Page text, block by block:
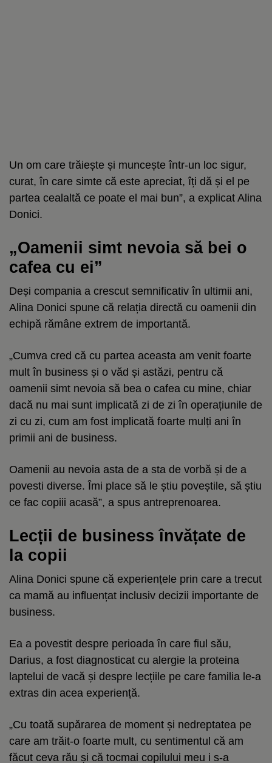
Un om care trăiește și muncește într-un loc sigur,
curat, în care simte că este apreciat, îți dă și el pe
partea cealaltă ce poate el mai bun”, a explicat Alina
Donici.
„Oamenii simt nevoia să bei o
cafea cu ei”
Deși compania a crescut semnificativ în ultimii ani,
Alina Donici spune că relația directă cu oamenii din
echipă rămâne extrem de importantă.
„Cumva cred că cu partea aceasta am venit foarte
mult în business și o văd și astăzi, pentru că
oamenii simt nevoia să bea o cafea cu mine, chiar
dacă nu mai sunt implicată zi de zi în operațiunile de
zi cu zi, cum am fost implicată foarte mulți ani în
primii ani de business.
Oamenii au nevoia asta de a sta de vorbă și de a
povesti diverse. Îmi place să le știu poveștile, să știu
ce fac copiii acasă”, a spus antreprenoarea.
Lecții de business învățate de
la copii
Alina Donici spune că experiențele prin care a trecut
ca mamă au influențat inclusiv decizii importante de
business.
Ea a povestit despre perioada în care fiul său,
Darius, a fost diagnosticat cu alergie la proteina
laptelui de vacă și despre lecțiile pe care familia le-a
extras din acea experiență.
„Cu toată supărarea de moment și nedreptatea pe
care am trăit-o foarte mult, cu sentimentul că am
făcut ceva rău și că tocmai copilului meu i s-a